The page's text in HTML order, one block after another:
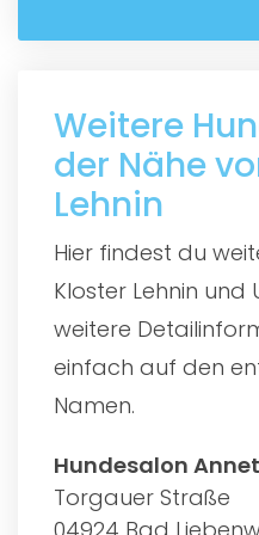
Weitere
der Nähe
Lehnin
Hier findest du
Kloster Lehnin und
weitere
einfach auf den
Namen.
Hundesalon
Torgauer Straße